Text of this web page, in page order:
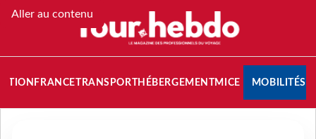
Aller au contenu
FRANCETRANSPORT HÉBERGEMENTMICE MOBILITÉS